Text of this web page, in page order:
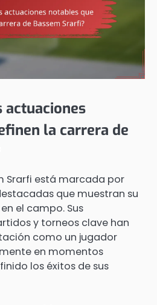
actuaciones
la carrera de
Srarfi está marcada por
que muestran su
el campo. Sus
y torneos clave han
como un jugador
en momentos
los éxitos de sus